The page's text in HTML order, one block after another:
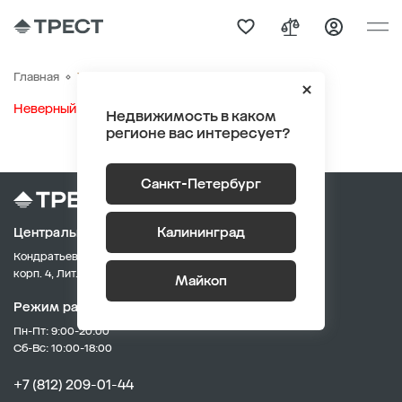
Недвижимость в каком
регионе вас интересует?
Санкт-Петербург
Калининград
Майкоп
Главная Участки
Неверный информационный блок
Центральный офис продаж
Кондратьевский пр., д. 62,
корп. 4, Лит. А
Режим работы:
Пн-Пт: 9:00-20:00
Сб-Вс: 10:00-18:00
+7 (812) 209-01-44